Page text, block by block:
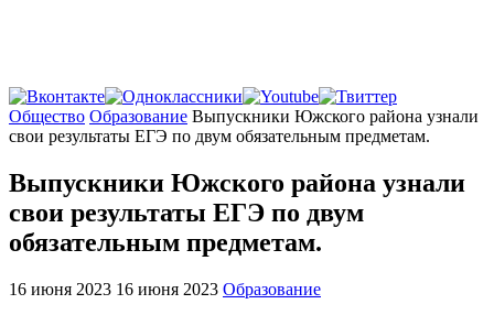
Главная
Общество Образование Выпускники Южского района узнали
свои результаты ЕГЭ по двум обязательным предметам.
Выпускники Южского района узнали
свои результаты ЕГЭ по двум
обязательным предметам.
16 июня 2023 16 июня 2023 Образование